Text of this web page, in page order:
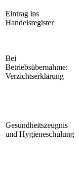
Eintrag ins
Handelsregister
Bei
Betriebsübernahme:
Verzichtserklärung
Gesundheitszeugnis
und Hygieneschulung